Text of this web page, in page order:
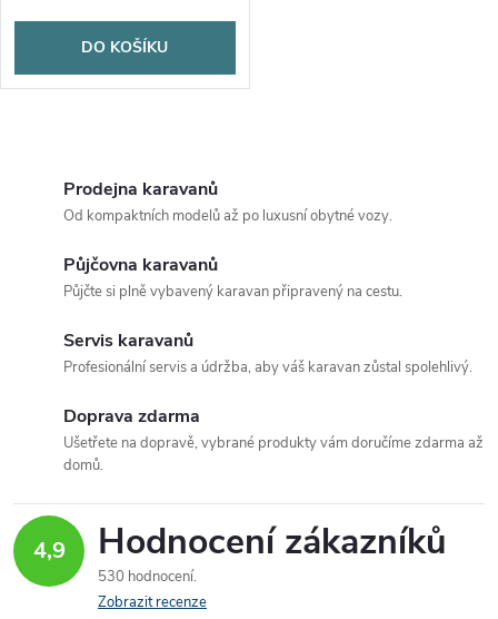
DO KOŠÍKU
p
r
Prodejna karavanů
Od kompaktních modelů až po luxusní obytné vozy.
Půjčovna karavanů
Půjčte si plně vybavený karavan připravený na cestu.
Servis karavanů
Profesionální servis a údržba, aby váš karavan zůstal spolehlivý.
Doprava zdarma
Ušetřete na dopravě, vybrané produkty vám doručíme zdarma až
domů.
4,9 Hodnocení zákazníků
530 hodnocení
Zobrazit recenze